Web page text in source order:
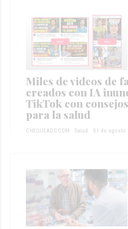
Miles de videos de
creados con IA
TikTok con
para la salud
CHEQUEADO.COM Salud 01 de agosto